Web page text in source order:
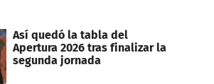
Así quedó la tabla del
Apertura 2026 tras finalizar la
segunda jornada